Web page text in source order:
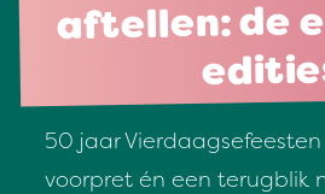
aftellen: de
50 jaar
voorpret én een terugblik